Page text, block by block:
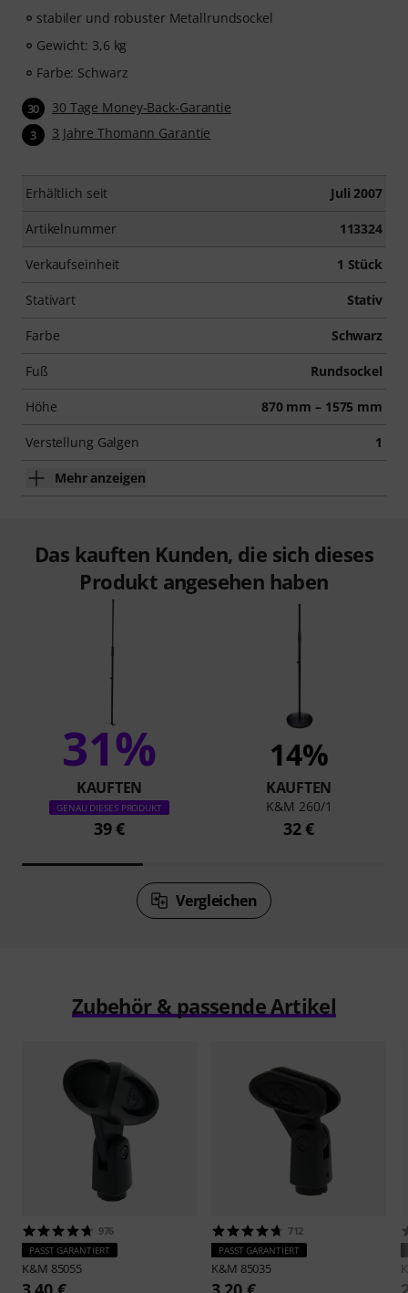
stabiler und robuster Metallrundsockel
Gewicht: 3,6 kg
Farbe: Schwarz
30 30 Tage Money-Back-Garantie
3 3 Jahre Thomann Garantie
Erhältlich seit Juli 2007
Artikelnummer 113324
Verkaufseinheit 1 Stück
Stativart Stativ
Farbe Schwarz
Fuß Rundsockel
Höhe 870 mm – 1575 mm
Verstellung Galgen 1
Mehr anzeigen
Das kauften Kunden, die sich dieses
Produkt angesehen haben
31%
KAUFTEN
GENAU DIESES PRODUKT
39 €
14%
KAUFTEN
K&M 260/1
32 €
Vergleichen
Zubehör & passende Artikel
976
PASST GARANTIERT
K&M 85055
712
PASST GARANTIERT
K&M 85035